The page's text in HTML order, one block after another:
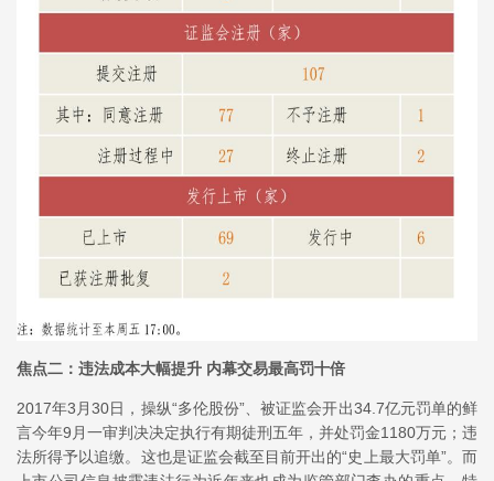
焦点二：违法成本大幅提升 内幕交易最高罚十倍
2017年3月30日，操纵“多伦股份”、被证监会开出34.7亿元罚单的鲜
言今年9月一审判决决定执行有期徒刑五年，并处罚金1180万元；违
法所得予以追缴。这也是证监会截至目前开出的“史上最大罚单”。而